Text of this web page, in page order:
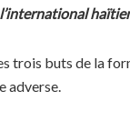
trois buts de la
adverse.